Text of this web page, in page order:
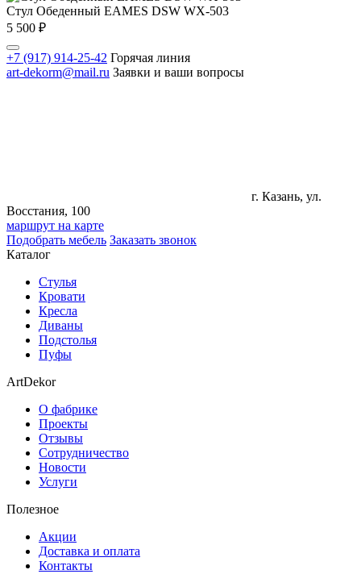
Стул Обеденный EAMES DSW WX-503
5 500 ₽
+7 (917) 914-25-42 Горячая линия
art-dekorm@mail.ru Заявки и ваши вопросы
г. Казань, ул.
Восстания, 100
маршрут на карте
Подобрать мебель Заказать звонок
Каталог
Стулья
Кровати
Кресла
Диваны
Подстолья
Пуфы
ArtDekor
О фабрике
Проекты
Отзывы
Сотрудничество
Новости
Услуги
Полезное
Акции
Доставка и оплата
Контакты